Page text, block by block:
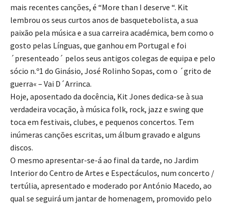
mais recentes canções, é “More than I deserve “. Kit
lembrou os seus curtos anos de basquetebolista, a sua
paixão pela música e a sua carreira académica, bem como o
gosto pelas Línguas, que ganhou em Portugal e foi
´presenteado´ pelos seus antigos colegas de equipa e pelo
sócio n.º1 do Ginásio, José Rolinho Sopas, com o ´grito de
guerra« – Vai D´Arrinca.
Hoje, aposentado da docência, Kit Jones dedica-se à sua
verdadeira vocação, à música folk, rock, jazz e swing que
toca em festivais, clubes, e pequenos concertos. Tem
inúmeras canções escritas, um álbum gravado e alguns
discos.
O mesmo apresentar-se-á ao final da tarde, no Jardim
Interior do Centro de Artes e Espectáculos, num concerto /
tertúlia, apresentado e moderado por António Macedo, ao
qual se seguirá um jantar de homenagem, promovido pelo